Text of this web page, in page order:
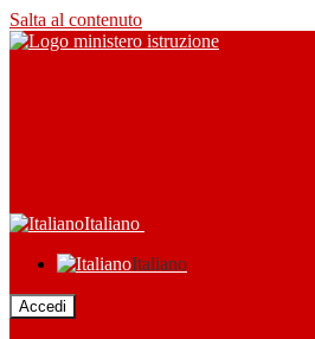
Salta al contenuto
Italiano
Italiano
Accedi